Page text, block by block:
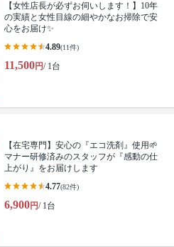
【女性店長が必ずお伺いします！】10年
の実績と女性目線の細やかなお掃除で安
心をお届け✨
4.89(11件)
11,500円/ 1台
【在宅専門】安心の『エコ洗剤』使用🌱
マナー研修済みのスタッフが『感動の仕
上がり』をお届けします
4.77(82件)
6,900円/ 1台